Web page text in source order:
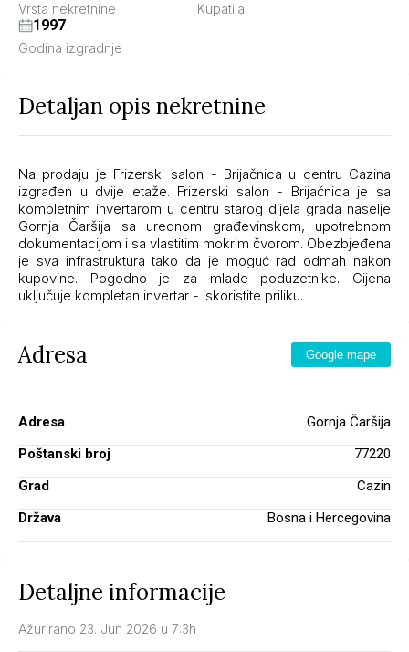
Vrsta nekretnine Kupatila
1997
Godina izgradnje
Detaljan opis nekretnine
Na prodaju je Frizerski salon - Brijačnica u centru Cazina
izgrađen u dvije etaže. Frizerski salon - Brijačnica je sa
kompletnim invertarom u centru starog dijela grada naselje
Gornja Čaršija sa urednom građevinskom, upotrebnom
dokumentacijom i sa vlastitim mokrim čvorom. Obezbjeđena
je sva infrastruktura tako da je moguć rad odmah nakon
kupovine. Pogodno je za mlade poduzetnike. Cijena
uključuje kompletan invertar - iskoristite priliku.
Adresa Google mape
Adresa
Gornja Čaršija
Poštanski broj
77220
Grad
Cazin
Država
Bosna i Hercegovina
Detaljne informacije
Ažurirano 23. Jun 2026 u 7:3h